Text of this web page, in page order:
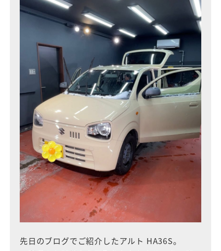
先日のブログでご紹介したアルト HA36S。